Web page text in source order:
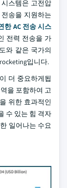
스템은 고전압
송을 지원하는
한 AC 전송 시스
전력 전송을 가
와 같은 국가의
입니다.
더 중요하게됩
을 포함하여 고
위한 효과적인
수 있는 힘 격자
일어나는 수요